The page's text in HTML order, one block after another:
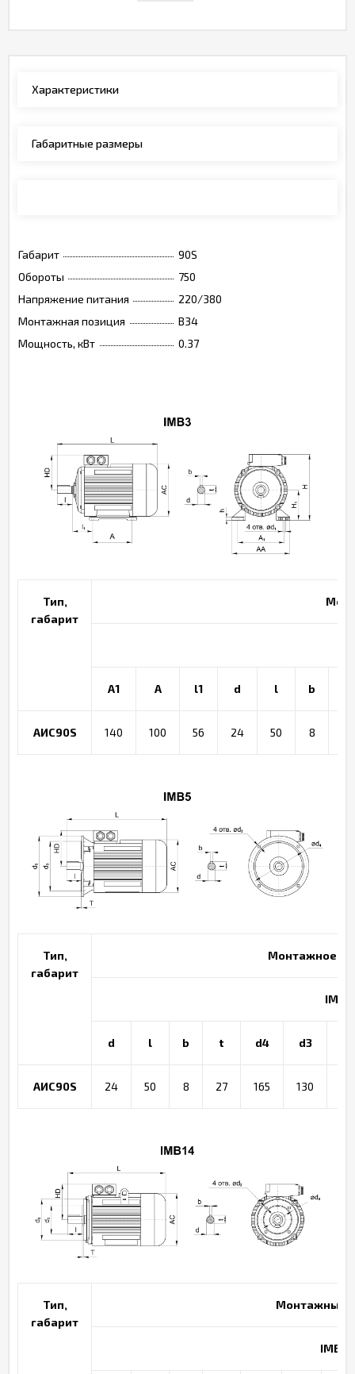
Характеристики
Габаритные размеры
Габарит
90S
Обороты
750
Напряжение питания
220/380
Монтажная позиция
B34
Мощность, кВт
0.37
Тип,
габарит
A1 A l1 d l b
АИС90S 140 100 56 24 50 8
Тип,
габарит
Монтажное
IMB5
d l b t d4 d3
АИС90S 24 50 8 27 165 130
Тип,
габарит
Монтажные
IMB14